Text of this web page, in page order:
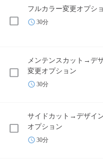
フルカラー変更オプシ
30分
メンテンスカット→デ
変更オプション
30分
サイドカット→デザイ
オプション
30分